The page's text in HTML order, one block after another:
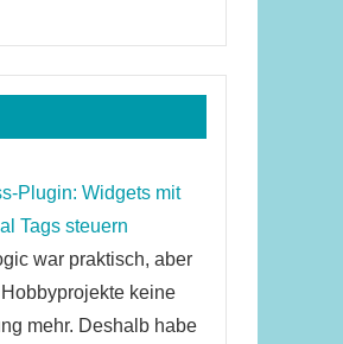
Plugin: Widgets mit
Tags steuern
war praktisch, aber
keine
mehr. Deshalb habe